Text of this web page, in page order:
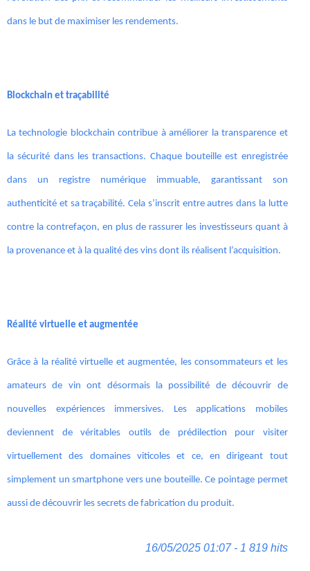
dans le but de maximiser les rendements.
Blockchain et traçabilité
La technologie blockchain contribue à améliorer la transparence et
la sécurité dans les transactions. Chaque bouteille est enregistrée
dans un registre numérique immuable, garantissant son
authenticité et sa traçabilité. Cela s’inscrit entre autres dans la lutte
contre la contrefaçon, en plus de rassurer les investisseurs quant à
la provenance et à la qualité des vins dont ils réalisent l’acquisition.
Réalité virtuelle et augmentée
Grâce à la réalité virtuelle et augmentée, les consommateurs et les
amateurs de vin ont désormais la possibilité de découvrir de
nouvelles expériences immersives. Les applications mobiles
deviennent de véritables outils de prédilection pour visiter
virtuellement des domaines viticoles et ce, en dirigeant tout
simplement un smartphone vers une bouteille. Ce pointage permet
aussi de découvrir les secrets de fabrication du produit.
16/05/2025 01:07 - 1 819 hits